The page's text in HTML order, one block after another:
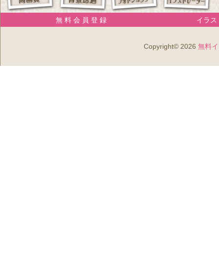
無 料 会 員 登 録 イラス
Copyright© 2026 無料